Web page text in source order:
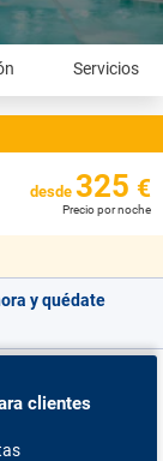
Servicios
desde 325 €
Precio por noche
y quédate
clientes